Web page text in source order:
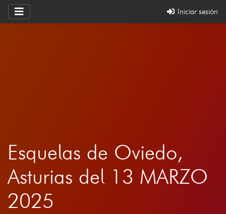
Iniciar sesión
Esquelas de Oviedo,
Asturias del 13 MARZO
2025